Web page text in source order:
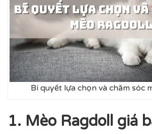
Bí quyết lựa chọn và chăm sóc
1. Mèo Ragdoll giá